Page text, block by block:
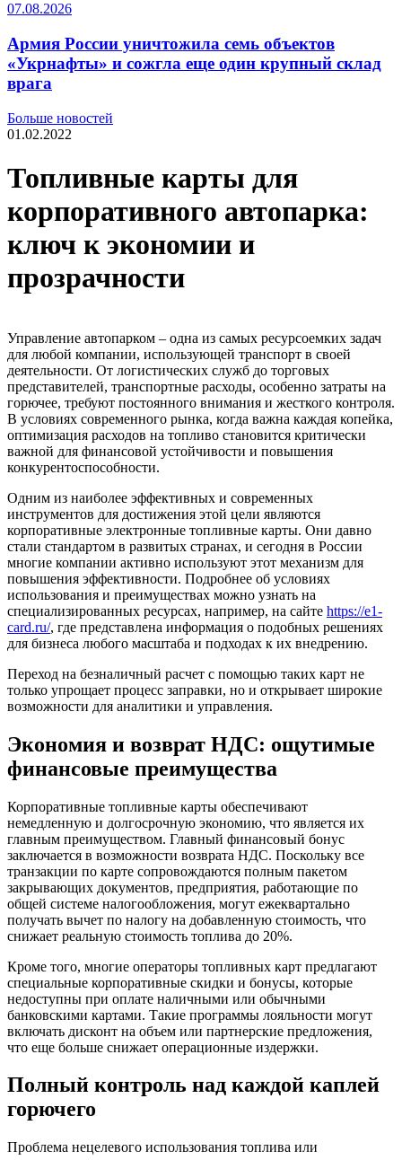
07.08.2026
Армия России уничтожила семь объектов
«Укрнафты» и сожгла еще один крупный склад
врага
Больше новостей
01.02.2022
Топливные карты для
корпоративного автопарка:
ключ к экономии и
прозрачности
Управление автопарком – одна из самых ресурсоемких задач
для любой компании, использующей транспорт в своей
деятельности. От логистических служб до торговых
представителей, транспортные расходы, особенно затраты на
горючее, требуют постоянного внимания и жесткого контроля.
В условиях современного рынка, когда важна каждая копейка,
оптимизация расходов на топливо становится критически
важной для финансовой устойчивости и повышения
конкурентоспособности.
Одним из наиболее эффективных и современных
инструментов для достижения этой цели являются
корпоративные электронные топливные карты. Они давно
стали стандартом в развитых странах, и сегодня в России
многие компании активно используют этот механизм для
повышения эффективности. Подробнее об условиях
использования и преимуществах можно узнать на
специализированных ресурсах, например, на сайте https://e1-
card.ru/, где представлена информация о подобных решениях
для бизнеса любого масштаба и подходах к их внедрению.
Переход на безналичный расчет с помощью таких карт не
только упрощает процесс заправки, но и открывает широкие
возможности для аналитики и управления.
Экономия и возврат НДС: ощутимые
финансовые преимущества
Корпоративные топливные карты обеспечивают
немедленную и долгосрочную экономию, что является их
главным преимуществом. Главный финансовый бонус
заключается в возможности возврата НДС. Поскольку все
транзакции по карте сопровождаются полным пакетом
закрывающих документов, предприятия, работающие по
общей системе налогообложения, могут ежеквартально
получать вычет по налогу на добавленную стоимость, что
снижает реальную стоимость топлива до 20%.
Кроме того, многие операторы топливных карт предлагают
специальные корпоративные скидки и бонусы, которые
недоступны при оплате наличными или обычными
банковскими картами. Такие программы лояльности могут
включать дисконт на объем или партнерские предложения,
что еще больше снижает операционные издержки.
Полный контроль над каждой каплей
горючего
Проблема нецелевого использования топлива или